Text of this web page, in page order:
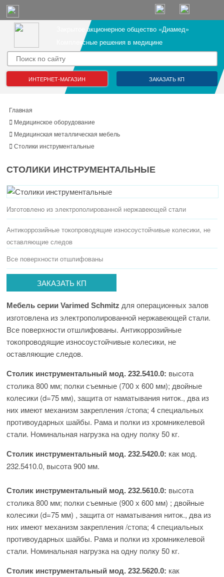
Закрытое акционерное общество «Диамед»
Комплексные решения в медицине
ИНТЕРНЕТ-МАГАЗИН ЗАКАЗАТЬ КП
Главная
Медицинское оборудование
Медицинская металлическая мебель
Столики инструментальные
СТОЛИКИ ИНСТРУМЕНТАЛЬНЫЕ
Изготовлено из электрополированной нержавеющей стали
Антикоррозийные токопроводящие износоустойчивые колесики, не
оставляющие следов
Все поверхности отшлифованы
ЗАКАЗАТЬ КП
Мебель серии Varimed Schmitz для операционных залов
изготовлена из электрополированной нержавеющей стали.
Все поверхности отшлифованы. Антикоррозийные
токопроводящие износоустойчивые колесики, не
оставляющие следов.
Столик инструментальный мод. 232.5410.0: высота
столика 800 мм; полки съемные (700 х 600 мм); двойные
колесики (d=75 мм), защита от наматывания ниток., два из
них имеют механизм закрепления /стопа; 4 специальных
противоударных шайбы. Рама и полки из хромникелевой
стали. Номинальная нагрузка на одну полку 50 кг.
Столик инструментальный мод. 232.5420.0: как мод.
232.5410.0, высота 900 мм.
Столик инструментальный мод. 232.5610.0: высота
столика 800 мм; полки съемные (900 х 600 мм) ; двойные
колесики (d=75 мм) , защита от наматывания ниток., два из
них имеют механизм закрепления /стопа; 4 специальных
противоударных шайбы. Рама и полки из хромникелевой
стали. Номинальная нагрузка на одну полку 50 кг.
Столик инструментальный мод. 232.5620.0: как